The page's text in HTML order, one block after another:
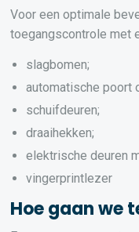
Voor een optimale
toegangscontrole met
slagbomen;
automatische poort
schuifdeuren;
draaihekken;
elektrische deuren
vingerprintlezer
Hoe gaan we